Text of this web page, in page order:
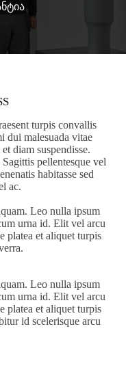
turpis convallis
dui malesuada vitae
diam suspendisse.
pellentesque vel
habitasse sed
ac.
Leo nulla ipsum
urna id. Elit vel arcu
platea et aliquet turpis
Leo nulla ipsum
urna id. Elit vel arcu
platea et aliquet turpis
id scelerisque arcu